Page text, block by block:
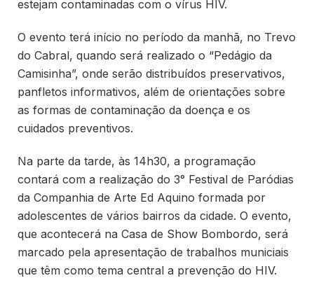
estejam contaminadas com o vírus HIV.
O evento terá início no período da manhã, no Trevo
do Cabral, quando será realizado o “Pedágio da
Camisinha”, onde serão distribuídos preservativos,
panfletos informativos, além de orientações sobre
as formas de contaminação da doença e os
cuidados preventivos.
Na parte da tarde, às 14h30, a programação
contará com a realização do 3° Festival de Paródias
da Companhia de Arte Ed Aquino formada por
adolescentes de vários bairros da cidade. O evento,
que acontecerá na Casa de Show Bombordo, será
marcado pela apresentação de trabalhos municiais
que têm como tema central a prevenção do HIV.